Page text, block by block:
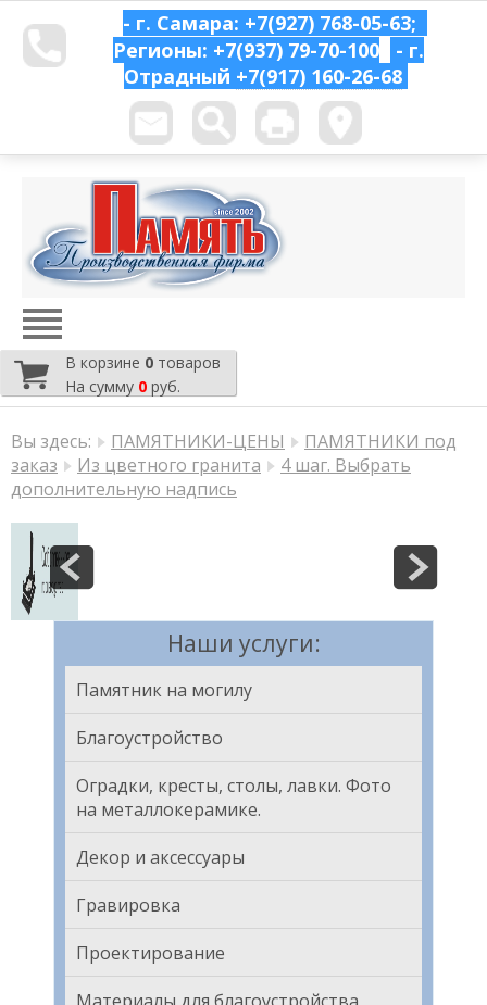
- г. Самара: +7(927) 768-05-63;
Регионы: +7(937) 79-70-100
- г.
Отрадный +7(917) 160-26-68
В корзине 0 товаров
На сумму 0 руб.
Вы здесь: ПАМЯТНИКИ-ЦЕНЫ
ПАМЯТНИКИ под
заказ
Из цветного гранита
4 шаг. Выбрать
дополнительную надпись
Наши услуги:
Памятник на могилу
Благоустройство
Оградки, кресты, столы, лавки. Фото
на металлокерамике.
Декор и аксессуары
Гравировка
Проектирование